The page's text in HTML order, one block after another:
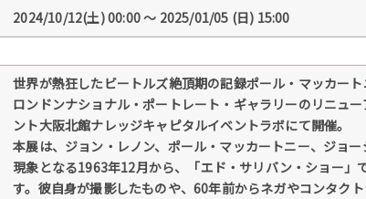
2024/10/12(土) 00:00 〜 2025/01/05 (日) 15:00
世界が熱狂したビートルズ絶頂期の記録ポール・マッカー
ロンドンナショナル・ポートレート・ギャラリーのリニュ
ント大阪北館ナレッジキャピタルイベントラボにて開催。
本展は、ジョン・レノン、ポール・マッカートニー、ジョ
現象となる1963年12月から、「エド・サリバン・ショー
す。彼自身が撮影したものや、60年前からネガやコンタク